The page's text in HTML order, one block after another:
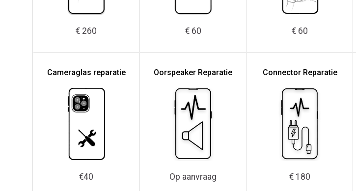
€ 260 € 60 € 60
Cameraglas reparatie
€40
Oorspeaker Reparatie
Op aanvraag
Connector Reparatie
€ 180